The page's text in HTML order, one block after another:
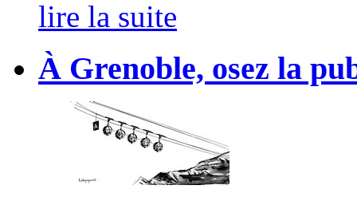
lire la suite
À Grenoble, osez la